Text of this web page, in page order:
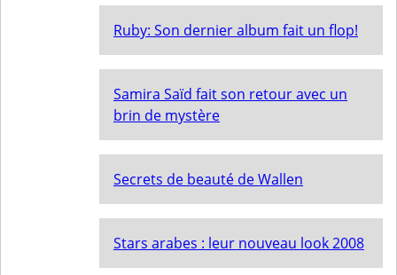
Ruby: Son dernier album fait un flop!
Samira Saïd fait son retour avec un
brin de mystère
Secrets de beauté de Wallen
Stars arabes : leur nouveau look 2008